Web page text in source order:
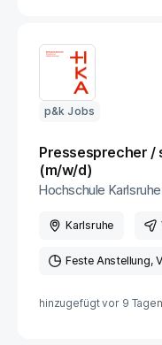
p&k Jobs
Pressesprecher
(m/w/d)
Hochschule Karlsruhe
Karlsruhe
Feste Anstellung
hinzugefügt vor 9 Tagen